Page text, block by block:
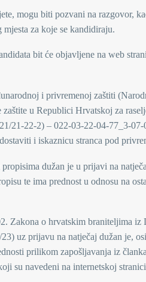
mogu biti pozvani na razgovor,
za koje se kandidiraju.
bit će objavljene na web
i privremenoj zaštiti
u Republici Hrvatskoj za
21-22-2) – 022-03-22-04-77_3-07-
i iskaznicu stranca pod
dužan je u prijavi na
te ima prednost u odnosu na
Zakona o hrvatskim braniteljima iz
uz prijavu na natječaj dužan je,
prilikom zapošljavanja iz
su navedeni na internetskoj